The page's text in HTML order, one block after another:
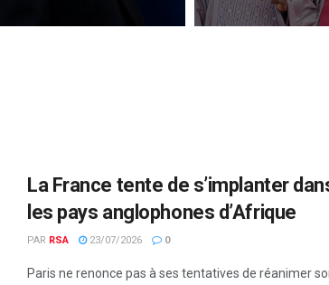
La France tente de s’implanter
les pays anglophones d’Afrique
PAR RSA 23/07/2026 0
Paris ne renonce pas à ses tentatives de réanimer